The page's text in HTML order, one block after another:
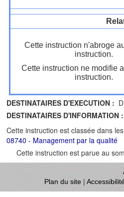
Cette instruction n'abroge
instruction.
Cette instruction ne modifie
instruction.
DESTINATAIRES D'EXECUTION :
DESTINATAIRES D'INFORMATION :
Cette instruction est classée dans
08740 - Management par la qualité
Cette instruction est parue au
Plan du site|